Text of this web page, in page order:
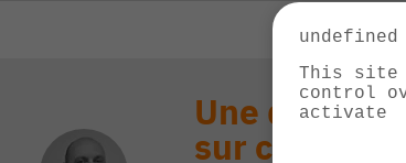
Une
sur ce produit
undefined
This site
control
activate